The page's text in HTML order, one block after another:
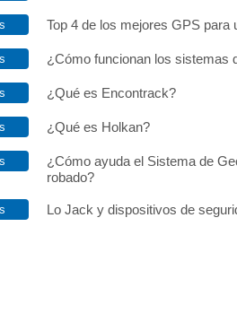
Top 4 de los mejores GPS para
¿Cómo funcionan los sistemas
¿Qué es Encontrack?
¿Qué es Holkan?
¿Cómo ayuda el Sistema de
robado?
Lo Jack y dispositivos de